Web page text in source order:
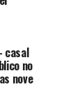
casal
no
nove